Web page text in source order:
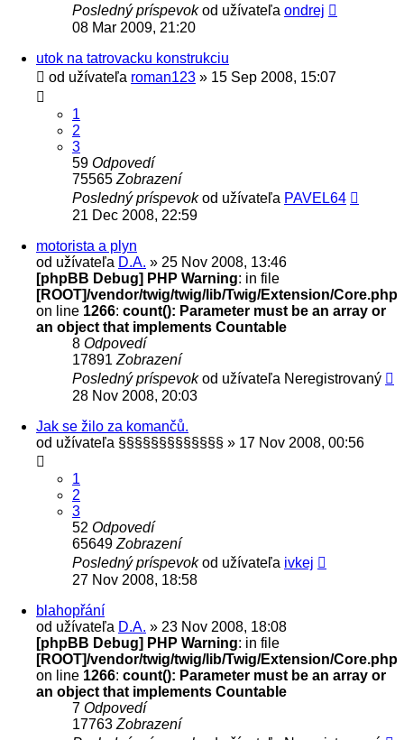
Posledný príspevokod užívateľa ondrej
08 Mar 2009, 21:20
utok na tatrovacku konstrukciu
od užívateľa roman123 » 15 Sep 2008, 15:07
1
2
3
59 Odpovedí
75565 Zobrazení
Posledný príspevokod užívateľa PAVEL64
21 Dec 2008, 22:59
motorista a plyn
od užívateľa D.A. » 25 Nov 2008, 13:46
[phpBB Debug] PHP Warning: in file
[ROOT]/vendor/twig/twig/lib/Twig/Extension/Core.php
on line 1266: count(): Parameter must be an array or
an object that implements Countable
8 Odpovedí
17891 Zobrazení
Posledný príspevokod užívateľa Neregistrovaný
28 Nov 2008, 20:03
Jak se žilo za komančů.
od užívateľa §§§§§§§§§§§§§ » 17 Nov 2008, 00:56
1
2
3
52 Odpovedí
65649 Zobrazení
Posledný príspevokod užívateľa ivkej
27 Nov 2008, 18:58
blahopřání
od užívateľa D.A. » 23 Nov 2008, 18:08
[phpBB Debug] PHP Warning: in file
[ROOT]/vendor/twig/twig/lib/Twig/Extension/Core.php
on line 1266: count(): Parameter must be an array or
an object that implements Countable
7 Odpovedí
17763 Zobrazení